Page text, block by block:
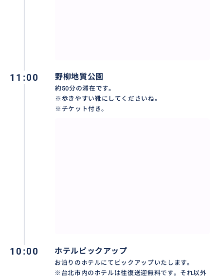
ちに会いに行きましょう！
11:00 野柳地質公園
約50分の滞在です。
※歩きやすい靴にしてくださいね。
※チケット付き。
10:00 ホテルピックアップ
お泊りのホテルにてピックアップいたします。
※台北市内のホテルは往復送迎無料です。それ以外